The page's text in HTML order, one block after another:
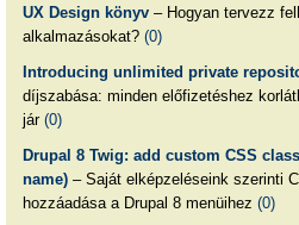
UX Design könyv– Hogyan tervezz
alkalmazásokat? (0)
Introducing unlimited private
díjszabása: minden előfizetéshez
jár (0)
Drupal 8 Twig: add custom CSS
name)– Saját elképzeléseink szerinti
hozzáadása a Drupal 8 menüihez (0)